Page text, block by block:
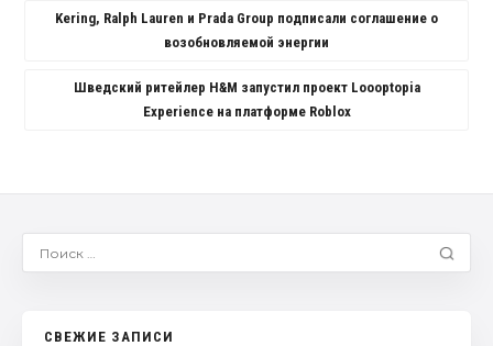
Kering, Ralph Lauren и Prada Group подписали соглашение о
возобновляемой энергии
Шведский ритейлер H&M запустил проект Loooptopia
Experience на платформе Roblox
СВЕЖИЕ ЗАПИСИ